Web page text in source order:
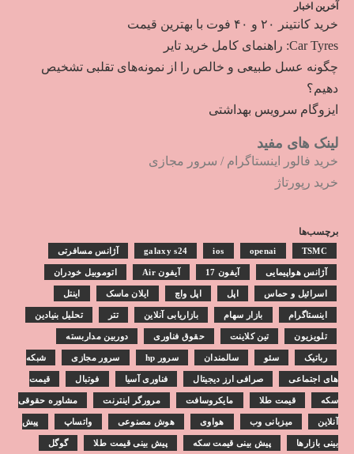
آخرین اخبار
خرید کانتینر ۲۰ و ۴۰ فوت با بهترین قیمت
Car Tyres: راهنمای کامل خرید تایر
چگونه عسل طبیعی و خالص را از نمونه‌های تقلبی تشخیص
دهیم؟
ایزوگام سرویس بهداشتی
لینک های مفید
خرید فالور اینستاگرام / سرور مجازی
خرید رپورتاژ
برچسب‌ها
galaxy s24 ios openai TSMC آژانس مسافرتی
آژانس هواپیمایی آیفون 17 آیفون Air اتوموبیل خودران
اسرائیل و حماس اپل اپل واچ ایلان ماسک اینتل
اینستاگرام بازار سهام بازاریابی آنلاین تتر تحلیل بنیادین
تلویزیون تین کلاینت حقوق فناوری دوربین مداربسته
رباتیک سئو سالمندان سرور hp سرور مجازی شبکه
های اجتماعی صرافی ارز دیجیتال فناوری آسیا فوتبال قیمت
سکه قیمت طلا مایکروسافت مرورگر اینترنت مشاوره حقوقی
آنلاین میزبانی وب هواوی هوش مصنوعی واتساپ پیش
بینی بازارها پیش بینی قیمت سکه پیش بینی قیمت طلا گوگل